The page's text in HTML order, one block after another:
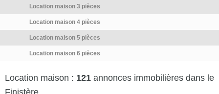
Location maison 3 pièces
Location maison 4 pièces
Location maison 5 pièces
Location maison 6 pièces
Location maison : 121 annonces immobilières dans le
Finistère.